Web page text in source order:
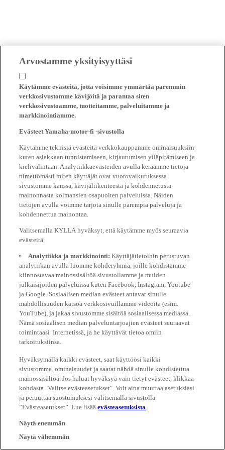
Arvostamme yksityisyyttäsi
Käytämme evästeitä, jotta voisimme ymmärtää paremmin
verkkosivustomme kävijöitä ja parantaa siten
verkkosivustoamme, tuotteitamme, palveluitamme ja
markkinointiamme.
Evästeet Yamaha-motor-fi -sivustolla
Käytämme teknisiä evästeitä verkkokauppamme ominaisuuksiin
kuten asiakkaan tunnistamiseen, kirjautumisen ylläpitämiseen ja
kielivalintaan. Analytiikkaevästeiden avulla keräämme tietoja
nimettömästi miten käyttäjät ovat vuorovaikutuksessa
sivustomme kanssa, kävijäliikenteestä ja kohdennetusta
mainonnasta kolmansien osapuolten palveluissa. Näiden
tietojen avulla voimme tarjota sinulle parempia palveluja ja
kohdennettua mainontaa.
Valitsemalla KYLLÄ hyväksyt, että käytämme myös seuraavia
evästeitä:
Analytiikka ja markkinointi:Käyttäjätietoihin perustuvan
analytiikan avulla luomme kohderyhmiä, joille kohdistamme
kiinnostavaa mainossisältöä sivustollamme ja muiden
julkaisijoiden palveluissa kuten Facebook, Instagram, Youtube
ja Google. Sosiaalisen median evästeet antavat sinulle
mahdollisuuden katsoa verkkosivuillamme videoita (esim.
YouTube), ja jakaa sivustomme sisältöä sosiaalisessa mediassa.
Nämä sosiaalisen median palveluntarjoajien evästeet seuraavat
toimintaasi Internetissä, ja he käyttävät tietoa omiin
tarkoituksiinsa.
Hyväksymällä kaikki evästeet, saat käyttöösi kaikki
sivustomme ominaisuudet ja saatat nähdä sinulle kohdistettua
mainossisältöä. Jos haluat hyväksyä vain tietyt evästeet, klikkaa
kohdasta "Valitse evästeasetukset". Voit aina muuttaa asetuksiasi
ja peruuttaa suostumuksesi valitsemalla sivustolla
”Evästeasetukset”. Lue lisääevästeasetuksista
Näytä enemmän
Näytä vähemmän